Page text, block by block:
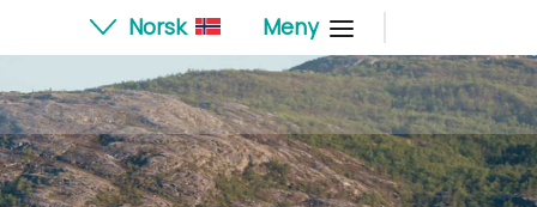
Norsk Meny